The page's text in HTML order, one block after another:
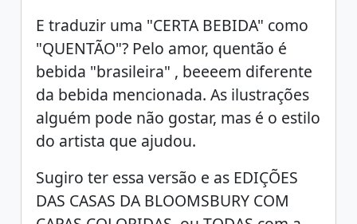
E traduzir uma "CERTA BEBIDA" como
"QUENTÃO"? Pelo amor, quentão é
bebida "brasileira" , beeeem diferente
da bebida mencionada. As ilustrações
alguém pode não gostar, mas é o estilo
do artista que ajudou.
Sugiro ter essa versão e as EDIÇÕES
DAS CASAS DA BLOOMSBURY COM